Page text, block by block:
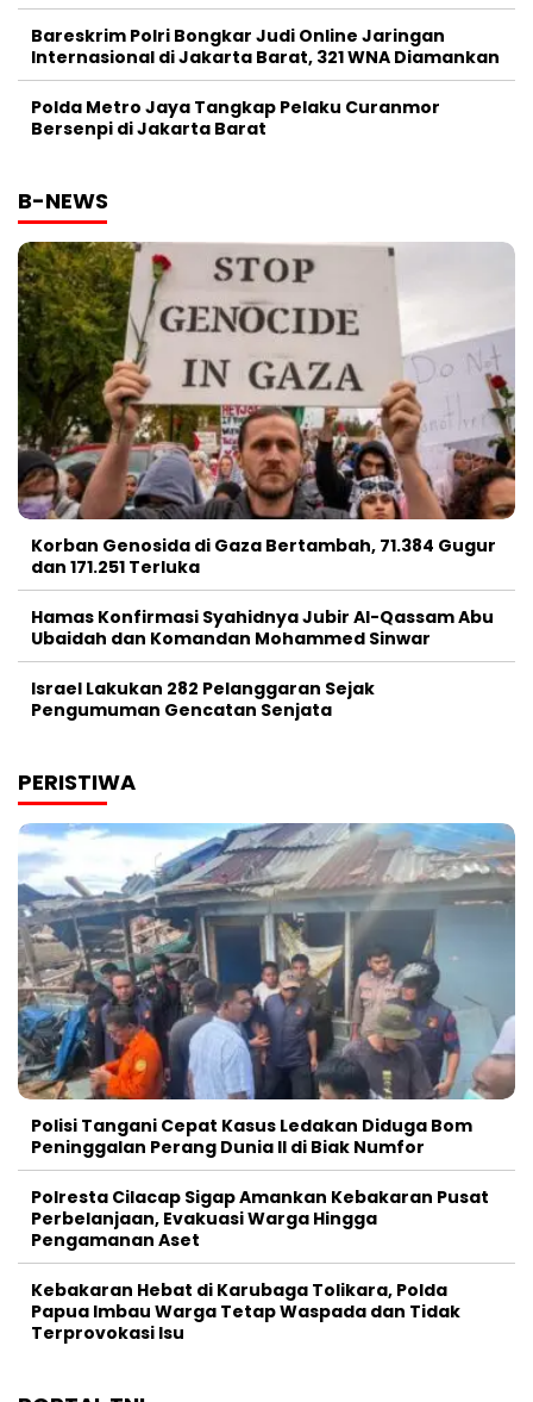
Bareskrim Polri Bongkar Judi Online Jaringan
Internasional di Jakarta Barat, 321 WNA Diamankan
Polda Metro Jaya Tangkap Pelaku Curanmor
Bersenpi di Jakarta Barat
B-NEWS
Korban Genosida di Gaza Bertambah, 71.384 Gugur
dan 171.251 Terluka
Hamas Konfirmasi Syahidnya Jubir Al-Qassam Abu
Ubaidah dan Komandan Mohammed Sinwar
Israel Lakukan 282 Pelanggaran Sejak
Pengumuman Gencatan Senjata
PERISTIWA
Polisi Tangani Cepat Kasus Ledakan Diduga Bom
Peninggalan Perang Dunia II di Biak Numfor
Polresta Cilacap Sigap Amankan Kebakaran Pusat
Perbelanjaan, Evakuasi Warga Hingga
Pengamanan Aset
Kebakaran Hebat di Karubaga Tolikara, Polda
Papua Imbau Warga Tetap Waspada dan Tidak
Terprovokasi Isu